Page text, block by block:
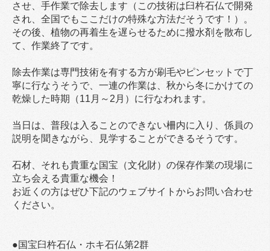
させ、手作業で除去します（この技術は臼杵石仏で開発
され、全国でもここだけの特殊な方法だそうです！）。
その後、植物の再着生を遅らせるために撥水剤を散布し
て、作業終了です。
除去作業は専門技術を有する方が刷毛やピンセットで丁
寧に行なうそうで、一連の作業は、秋から冬にかけての
乾燥した時期（11月～2月）に行なわれます。
当日は、普段は入ることのできない柵内に入り、係員の
説明を聞きながら、見学することができるそうです。
石材、それも貴重な国宝（文化財）の保存作業の現場に
立ち会える貴重な機会！
お近くの方はぜひ下記のウェブサイトからお問い合わせ
ください。
●国宝臼杵石仏・ホキ石仏第2群